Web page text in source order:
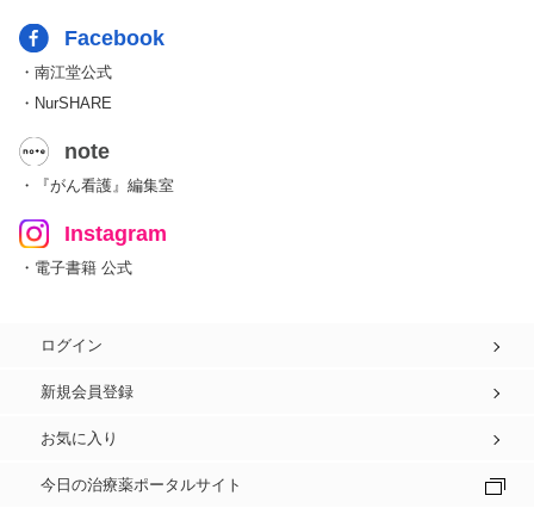
Facebook
・南江堂公式
・NurSHARE
note
・『がん看護』編集室
Instagram
・電子書籍 公式
ログイン
新規会員登録
お気に入り
今日の治療薬ポータルサイト